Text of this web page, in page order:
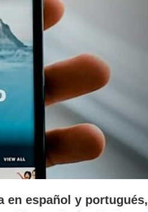
en español y portugués,